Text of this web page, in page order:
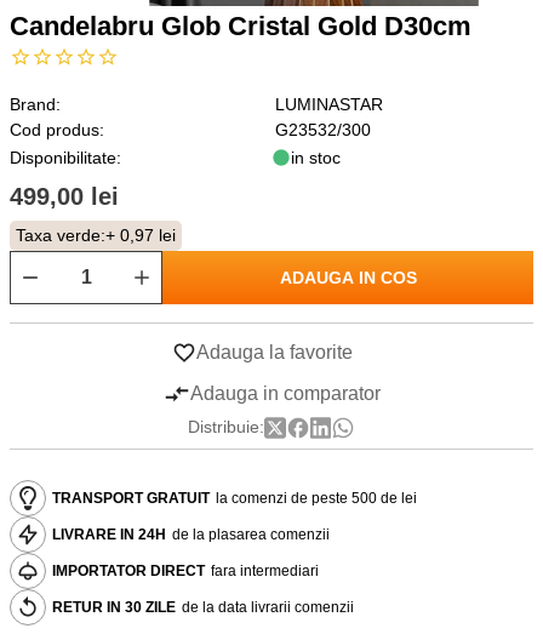
Candelabru Glob Cristal Gold D30cm
Brand:
LUMINASTAR
Cod produs:
G23532/300
Disponibilitate:
in stoc
499,00 lei
Taxa verde:+ 0,97 lei
ADAUGA IN COS
Adauga la favorite
Adauga in comparator
Distribuie:
TRANSPORT GRATUIT la comenzi de peste 500 de lei
LIVRARE IN 24H de la plasarea comenzii
IMPORTATOR DIRECT fara intermediari
RETUR IN 30 ZILE de la data livrarii comenzii